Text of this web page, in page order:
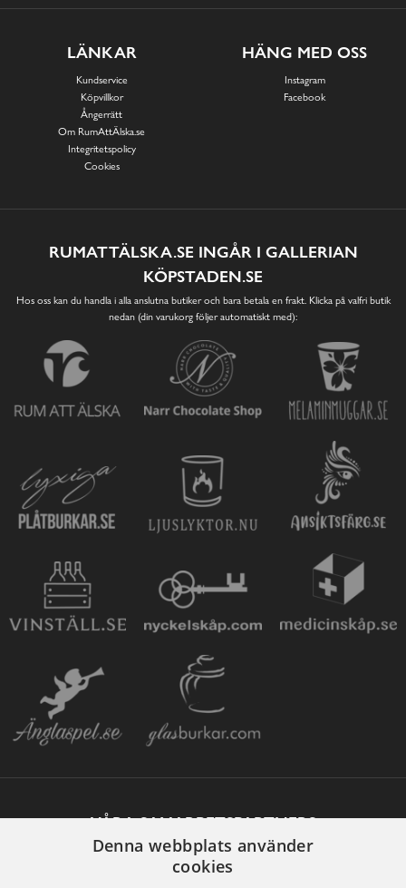
LÄNKAR
Kundservice
Köpvillkor
Ångerrätt
Om RumAttÄlska.se
Integritetspolicy
Cookies
HÄNG MED OSS
Instagram
Facebook
RUMATTÄLSKA.SE INGÅR I GALLERIAN
KÖPSTADEN.SE
Hos oss kan du handla i alla anslutna butiker och bara betala en frakt. Klicka på valfri butik
nedan (din varukorg följer automatiskt med):
VÅRA SAMARBETSPARTNERS
Denna webbplats använder
cookies